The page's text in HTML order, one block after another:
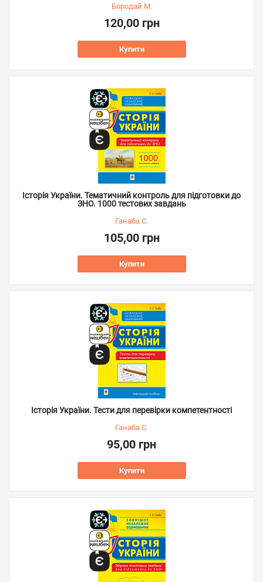
Бородай М.
120,00 грн
Купити
Історія України. Тематичний контроль для підготовки до
ЗНО. 1000 тестових завдань
Ганаба С.
105,00 грн
Купити
Історія України. Тести для перевірки компетентності
Ганаба С.
95,00 грн
Купити